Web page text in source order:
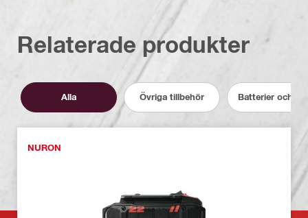
Relaterade produkter
Alla Övriga tillbehör Batterier och
NURON